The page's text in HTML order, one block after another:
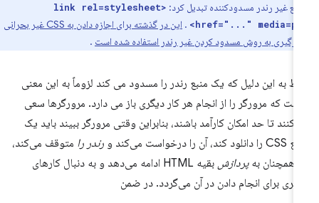
غیر رندر مسدودکننده تبدیل کرد:
<link rel=stylesheet
href="..."
.
این در گذشته برای اجازه دادن به CSS غیر بحرانی
بارگیری به روش مسدود کردن غیر رندر استفاده شده است .
به این دلیل که یک منبع رندر را مسدود می کند لزوماً به این معنی
که مرورگر را از انجام هر کار دیگری باز می دارد. مرورگرها سعی
تا حد امکان کارآمد باشند، بنابراین وقتی مرورگر ببیند باید یک
رندر رامتوقف می‌کند،
همچنان بهپردازش
بقیه HTML ادامه می‌دهد و به دنبال کارهای
برای انجام دادن در آن می‌گردد. در ضمن